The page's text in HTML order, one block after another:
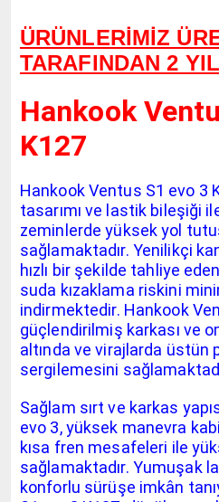
ÜRÜNLERİMİZ
TARAFINDAN 2
Hankook
K127
Hankook Ventus S1 evo 3
tasarımı ve lastik bileşiği
zeminlerde yüksek yol
sağlamaktadır. Yenilikçi
hızlı bir şekilde tahliye
suda kızaklama riskini
indirmektedir. Hankook
güçlendirilmiş karkası ve
altında ve virajlarda üstün
sergilemesini
Sağlam sırt ve karkas
evo 3, yüksek manevra
kısa fren mesafeleri ile
sağlamaktadır. Yumuşak
konforlu sürüşe imkân